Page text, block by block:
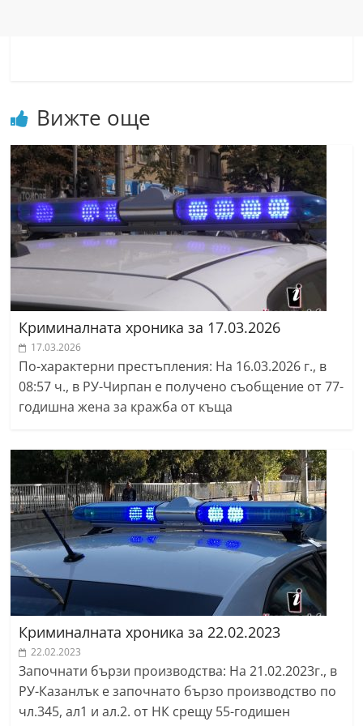
Вижте още
Криминалната хроника за 17.03.2026
17.03.2026
По-характерни престъпления: На 16.03.2026 г., в
08:57 ч., в РУ-Чирпан е получено съобщение от 77-
годишна жена за кражба от къща
Криминалната хроника за 22.02.2023
22.02.2023
Започнати бързи производства: На 21.02.2023г., в
РУ-Казанлък е започнато бързо производство по
чл.345, ал1 и ал.2. от НК срещу 55-годишен